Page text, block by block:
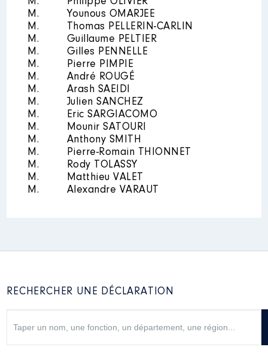
Commentaire : Président -
association à caractère politique
- engagement bénévole
Organisme: Agir en France et
en Europe avec FXB │ De :
08/2023 à
Rémunération ou gratification
Année Montant
2023 0 €
Net
2024
0 €
M.
Younous OMARJEE
M.
Thomas PELLERIN-CARLIN
M.
Guillaume PELTIER
M.
Gilles PENNELLE
M.
Pierre PIMPIE
M.
André ROUGÉ
M.
Arash SAEIDI
M.
Julien SANCHEZ
M.
Eric SARGIACOMO
M.
Mounir SATOURI
M.
Anthony SMITH
M.
Pierre-Romain THIONNET
M.
Rody TOLASSY
M.
Matthieu VALET
M.
Alexandre VARAUT
RECHERCHER UNE DÉCLARATION